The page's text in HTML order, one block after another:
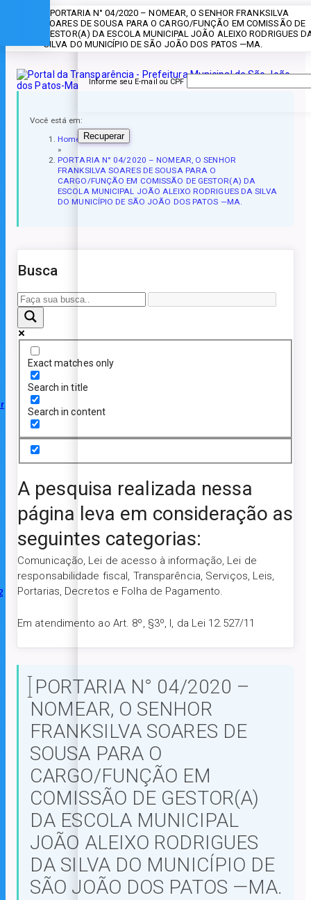
» PORTARIA N° 04/2020 – NOMEAR, O SENHOR FRANKSILVA
SOARES DE SOUSA PARA O CARGO/FUNÇÃO EM COMISSÃO DE
GESTOR(A) DA ESCOLA MUNICIPAL JOÃO ALEIXO RODRIGUES
SILVA DO MUNICÍPIO DE SÃO JOÃO DOS PATOS —MA.
Você está em:
Home
»
PORTARIA N° 04/2020 – NOMEAR, O SENHOR
FRANKSILVA SOARES DE SOUSA PARA O
CARGO/FUNÇÃO EM COMISSÃO DE GESTOR(A) DA
ESCOLA MUNICIPAL JOÃO ALEIXO RODRIGUES DA SILVA
DO MUNICÍPIO DE SÃO JOÃO DOS PATOS —MA.
Busca
Exact matches only
Search in title
Search in content
A pesquisa realizada nessa
página leva em consideração as
seguintes categorias:
Comunicação, Lei de acesso à informação, Lei de
responsabilidade fiscal, Transparência, Serviços, Leis,
Portarias, Decretos e Folha de Pagamento.
Em atendimento ao Art. 8º, §3º, I, da Lei 12.527/11
PORTARIA N° 04/2020 –
NOMEAR, O SENHOR
FRANKSILVA SOARES DE
SOUSA PARA O
CARGO/FUNÇÃO EM
COMISSÃO DE GESTOR(A)
DA ESCOLA MUNICIPAL
JOÃO ALEIXO RODRIGUES
DA SILVA DO MUNICÍPIO DE
SÃO JOÃO DOS PATOS —MA.
Esqueceu a senha?
Informe seu E-mail ou CPF
Recuperar